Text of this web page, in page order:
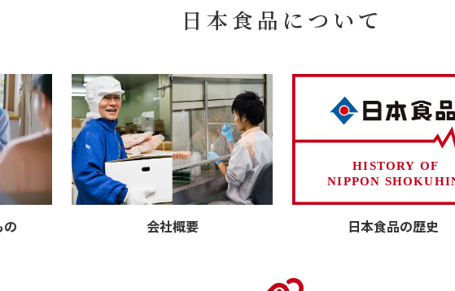
日本食品について
の 会社概要 日本食品の歴史